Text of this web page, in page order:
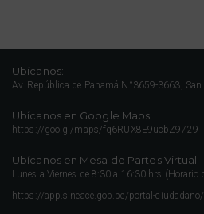
Ubícanos:
Av. República de Panamá N°3659-3663, San
Ubícanos en Google Maps:
https://goo.gl/maps/fq6RUX8E9ucbZ9729
Ubícanos en Mesa de Partes Virtual:
Lunes a Viernes de 8:30 a 16:30 hrs (Horario
https://app.sineace.gob.pe/portal-ciudadano/